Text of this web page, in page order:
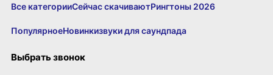
Все категорииСейчас скачиваютРингтоны 2026
ПопулярноеНовинкизвуки для саундпада
Выбрать звонок